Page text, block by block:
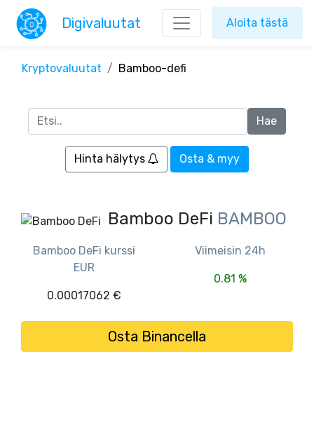
Digivaluutat Aloita tästä
Kryptovaluutat Bamboo-defi
Hinta hälytys Osta & myy
Bamboo DeFi BAMBOO
Bamboo DeFi kurssi
EUR
0.00017062 €
Viimeisin 24h
0.81 %
Osta Binancella